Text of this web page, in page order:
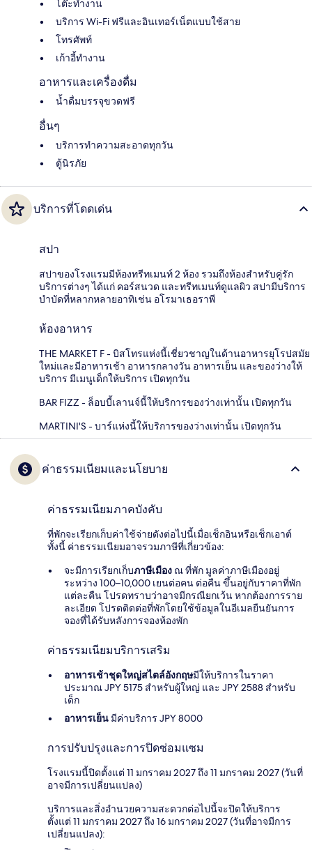
โต๊ะทำงาน
บริการ Wi-Fi ฟรีและอินเทอร์เน็ตแบบใช้สาย
โทรศัพท์
เก้าอี้ทำงาน
อาหารและเครื่องดื่ม
น้ำดื่มบรรจุขวดฟรี
อื่นๆ
บริการทำความสะอาดทุกวัน
ตู้นิรภัย
บริการที่โดดเด่น
สปา
สปาของโรงแรมมีห้องทรีทเมนท์ 2 ห้อง รวมถึงห้องสำหรับคู่รัก
บริการต่างๆ ได้แก่ คอร์สนวด และทรีทเมนท์ดูแลผิว สปามีบริการ
บำบัดที่หลากหลายอาทิเช่น อโรมาเธอราพี
ห้องอาหาร
THE MARKET F - บิสโทรแห่งนี้เชี่ยวชาญในด้านอาหารยุโรปสมัย
ใหม่และมีอาหารเช้า อาหารกลางวัน อาหารเย็น และของว่างให้
บริการ มีเมนูเด็กให้บริการ เปิดทุกวัน
BAR FIZZ - ล็อบบี้เลานจ์นี้ให้บริการของว่างเท่านั้น เปิดทุกวัน
MARTINI'S - บาร์แห่งนี้ให้บริการของว่างเท่านั้น เปิดทุกวัน
ค่าธรรมเนียมและนโยบาย
ค่าธรรมเนียมภาคบังคับ
ที่พักจะเรียกเก็บค่าใช้จ่ายดังต่อไปนี้เมื่อเช็กอินหรือเช็กเอาต์
ทั้งนี้ ค่าธรรมเนียมอาจรวมภาษีที่เกี่ยวข้อง:
จะมีการเรียกเก็บภาษีเมือง ณ ที่พัก มูลค่าภาษีเมืองอยู่
ระหว่าง 100–10,000 เยนต่อคน ต่อคืน ขึ้นอยู่กับราคาที่พัก
แต่ละคืน โปรดทราบว่าอาจมีกรณียกเว้น หากต้องการราย
ละเอียด โปรดติดต่อที่พักโดยใช้ข้อมูลในอีเมลยืนยันการ
จองที่ได้รับหลังการจองห้องพัก
ค่าธรรมเนียมบริการเสริม
อาหารเช้าชุดใหญ่สไตล์อังกฤษมีให้บริการในราคา
ประมาณ JPY 5175 สำหรับผู้ใหญ่ และ JPY 2588 สำหรับ
เด็ก
อาหารเย็นมีค่าบริการ JPY 8000
การปรับปรุงและการปิดซ่อมแซม
โรงแรมนี้ปิดตั้งแต่ 11 มกราคม 2027 ถึง 11 มกราคม 2027 (วันที่
อาจมีการเปลี่ยนแปลง)
บริการและสิ่งอำนวยความสะดวกต่อไปนี้จะปิดให้บริการ
ตั้งแต่ 11 มกราคม 2027 ถึง 16 มกราคม 2027 (วันที่อาจมีการ
เปลี่ยนแปลง):